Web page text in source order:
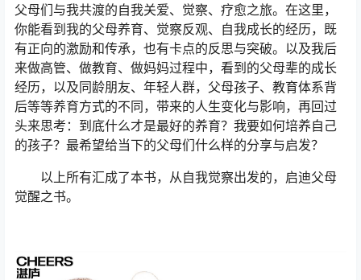
父母们与我共渡的自我关爱、觉察、疗愈之旅。在这里，
你能看到我的父母养育、觉察反观、自我成长的经历，既
有正向的激励和传承，也有卡点的反思与突破。以及我后
来做高管、做教育、做妈妈过程中，看到的父母辈的成长
经历，以及同龄朋友、年轻人群，父母孩子、教育体系背
后等等养育方式的不同，带来的人生变化与影响，再回过
头来思考：到底什么才是最好的养育？我要如何培养自己
的孩子？最希望给当下的父母们什么样的分享与启发？
以上所有汇成了本书，从自我觉察出发的，启迪父母
觉醒之书。